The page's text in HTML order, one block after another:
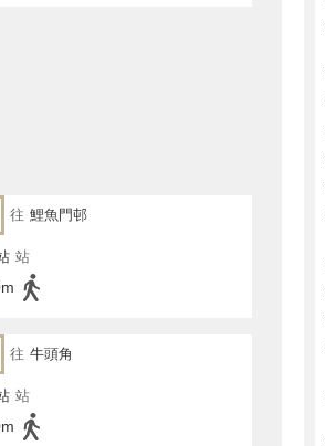
往 鯉魚門邨
站
往 牛頭角
站